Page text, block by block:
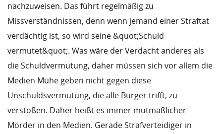
nachzuweisen. Das führt regelmäßig zu
Missverständnissen, denn wenn jemand einer Straftat
verdächtig ist, so wird seine &quot;Schuld
vermutet&quot;. Was wäre der Verdacht anderes als
die Schuldvermutung, daher müssen sich vor allem die
Medien Mühe geben nicht gegen diese
Unschuldsvermutung, die alle Bürger trifft, zu
verstoßen. Daher heißt es immer mutmaßlicher
Mörder in den Medien. Gerade Strafverteidiger in